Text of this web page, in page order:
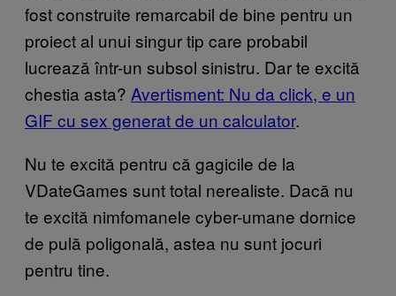
fost construite remarcabil de bine pentru un
proiect al unui singur tip care probabil
lucrează într-un subsol sinistru. Dar te excită
chestia asta? Avertisment: Nu da click, e un
GIF cu sex generat de un calculator.
Nu te excită pentru că gagicile de la
VDateGames sunt total nerealiste. Dacă nu
te excită nimfomanele cyber-umane dornice
de pulă poligonală, astea nu sunt jocuri
pentru tine.